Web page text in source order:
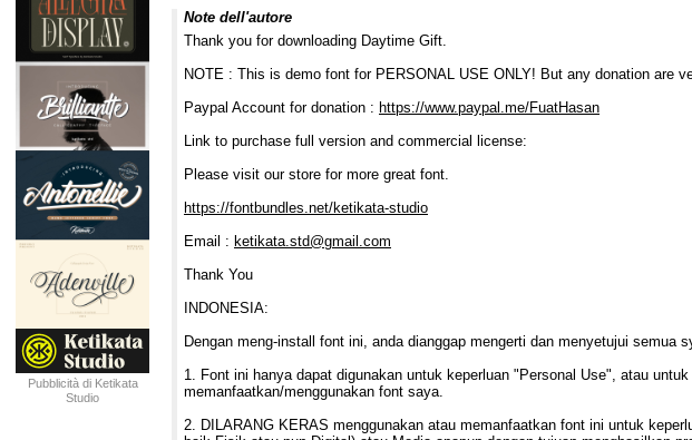
Pubblicità di Ketikata
Studio
Note dell'autore
Thank you for downloading Daytime Gift.
NOTE : This is demo font for PERSONAL USE ONLY! But any donation are
Paypal Account for donation : https://www.paypal.me/FuatHasan
Link to purchase full version and commercial license:
Please visit our store for more great font.
https://fontbundles.net/ketikata-studio
Email : ketikata.std@gmail.com
Thank You
INDONESIA:
Dengan meng-install font ini, anda dianggap mengerti dan menyetujui semua
1. Font ini hanya dapat digunakan untuk keperluan "Personal Use", atau
memanfaatkan/menggunakan font saya.
2. DILARANG KERAS menggunakan atau memanfaatkan font ini untuk